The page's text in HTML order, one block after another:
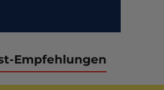
Empfehlungen